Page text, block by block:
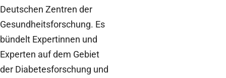
Deutschen Zentren der
Gesundheitsforschung. Es
bündelt Expertinnen und
Experten auf dem Gebiet
der Diabetesforschung und